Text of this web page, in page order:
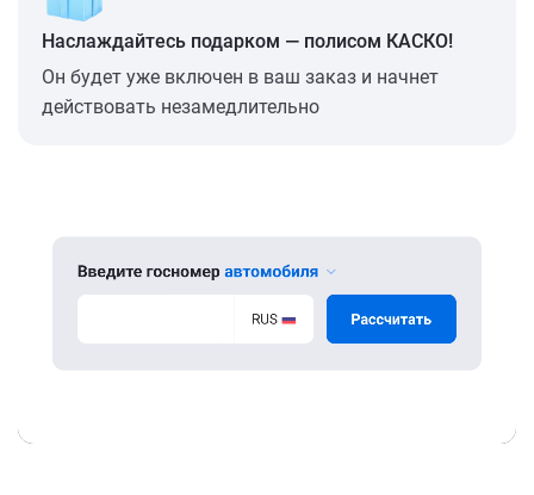
Наслаждайтесь подарком — полисом КАСКО!
Он будет уже включен в ваш заказ и начнет
действовать незамедлительно